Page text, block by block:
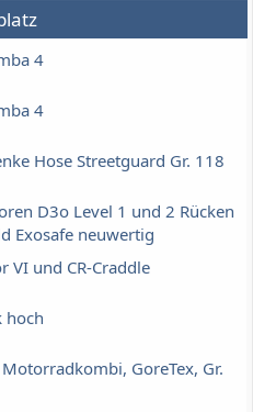
4
4
Hose Streetguard Gr. 118
D3o Level 1 und 2 Rücken
Exosafe neuwertig
VI und CR-Craddle
hoch
GoreTex, Gr.